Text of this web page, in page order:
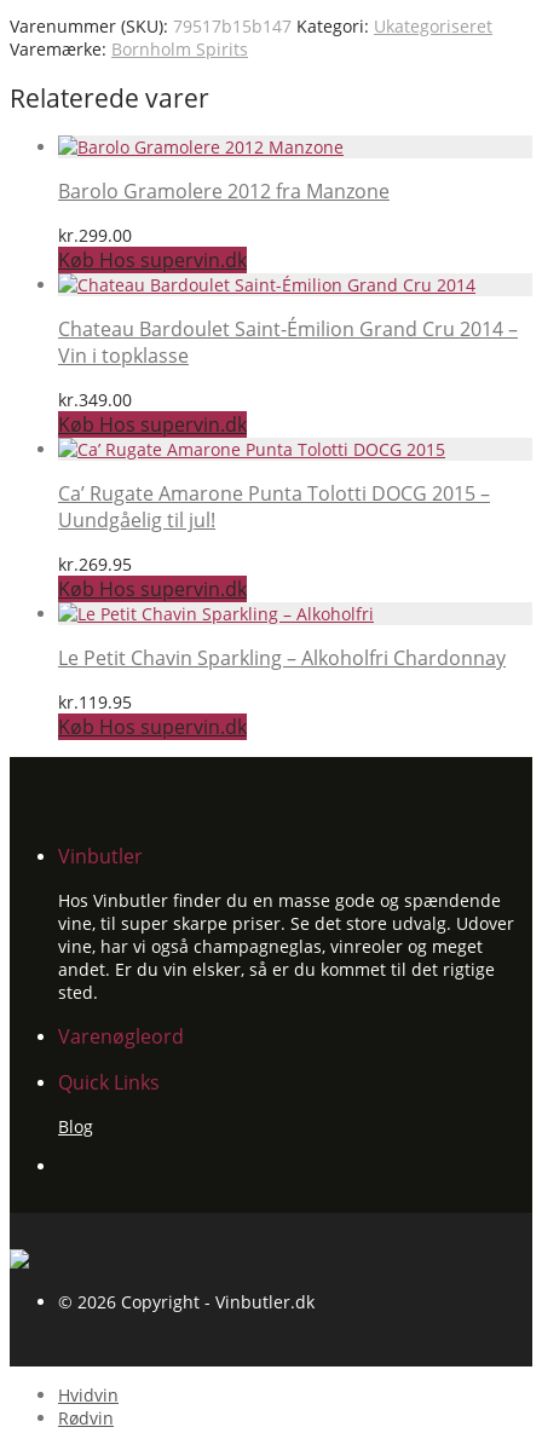
Varenummer (SKU): 79517b15b147 Kategori: Ukategoriseret
Varemærke: Bornholm Spirits
Relaterede varer
Barolo Gramolere 2012 fra Manzone
kr.299.00
Køb Hos supervin.dk
Chateau Bardoulet Saint-Émilion Grand Cru 2014 –
Vin i topklasse
kr.349.00
Køb Hos supervin.dk
Ca’ Rugate Amarone Punta Tolotti DOCG 2015 –
Uundgåelig til jul!
kr.269.95
Køb Hos supervin.dk
Le Petit Chavin Sparkling – Alkoholfri Chardonnay
kr.119.95
Køb Hos supervin.dk
Vinbutler
Hos Vinbutler finder du en masse gode og spændende
vine, til super skarpe priser. Se det store udvalg. Udover
vine, har vi også champagneglas, vinreoler og meget
andet. Er du vin elsker, så er du kommet til det rigtige
sted.
Varenøgleord
Quick Links
Blog
© 2026 Copyright - Vinbutler.dk
Hvidvin
Rødvin